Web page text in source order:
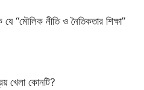
যে “মৌলিক নীতি ও নৈতিকতার শিক্ষা”
খেলা কোনটি?